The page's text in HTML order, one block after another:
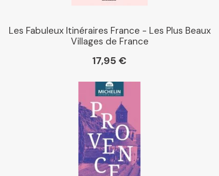
Les Fabuleux Itinéraires France - Les Plus Beaux
Villages de France
17,95 €